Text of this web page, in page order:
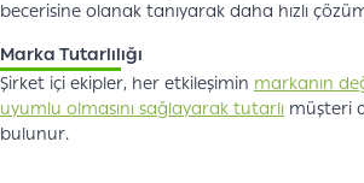
becerisine olanak tanıyarak daha hızlı
Marka Tutarlılığı
Şirket içi ekipler, her etkileşimin markanın
uyumlu olmasını sağlayarak tutarlı müşteri
bulunur.